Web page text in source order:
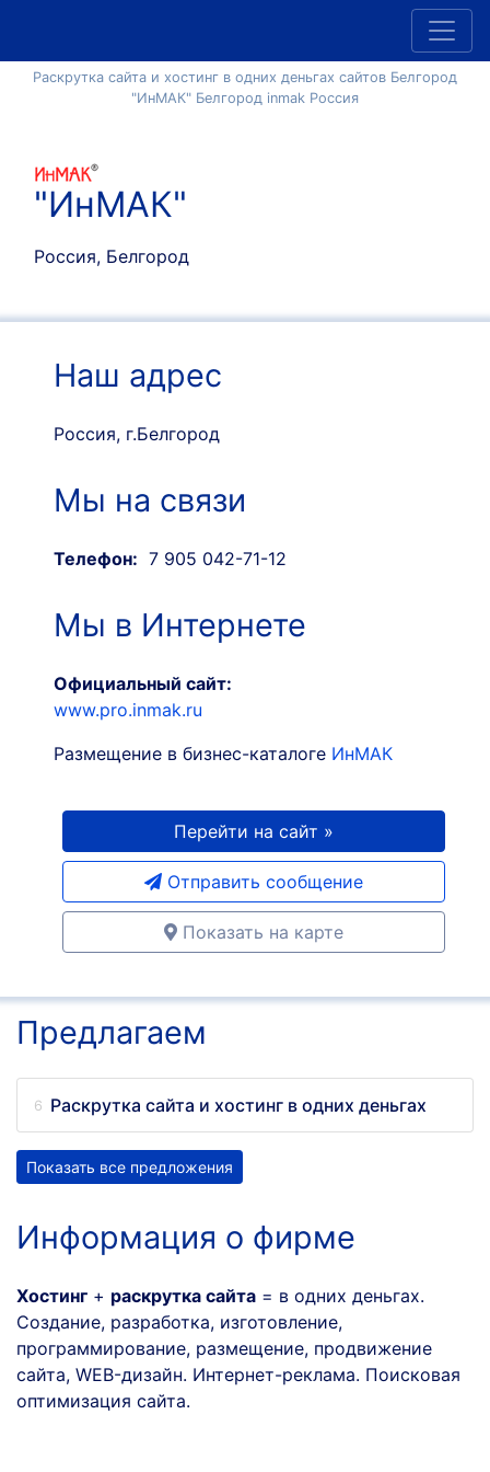
Раскрутка сайта и хостинг в одних деньгах сайтов Белгород
"ИнМАК" Белгород inmak Россия
"ИнМАК"
Россия, Белгород
Наш адрес
Россия, г.Белгород
Мы на связи
Телефон: 7 905 042-71-12
Мы в Интернете
Официальный сайт:
www.pro.inmak.ru
Размещение в бизнес-каталоге ИнМАК
Перейти на сайт »
Отправить сообщение
Показать на карте
Предлагаем
Раскрутка сайта и хостинг в одних деньгах
Показать все предложения
Информация о фирме
Хостинг + раскрутка сайта = в одних деньгах.
Создание, разработка, изготовление,
программирование, размещение, продвижение
сайта, WEB-дизайн. Интернет-реклама. Поисковая
оптимизация сайта.